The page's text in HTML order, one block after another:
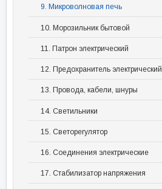
9. Микроволновая печь
10. Морозильник бытовой
11. Патрон электрический
12. Предохранитель электрический
13. Провода, кабели, шнуры
14. Светильники
15. Светорегулятор
16. Соединения электрические
17. Стабилизатор напряжения